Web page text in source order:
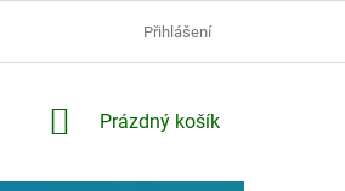
ZÁSADY POUŽÍVÁNÍ COOKIES
Přihlášení
NÁKUPNÍ
Prázdný košík